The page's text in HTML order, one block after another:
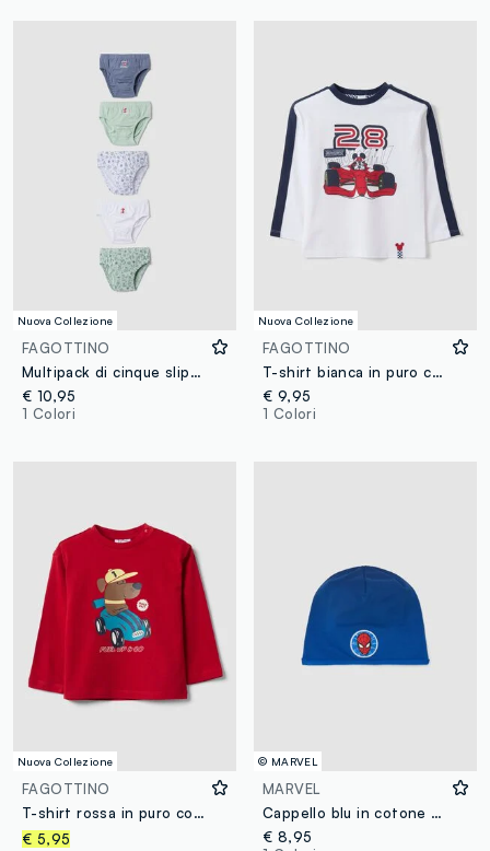
Nuova Collezione
FAGOTTINO
Multipack di cinque slip in puro cotone organico con stampe MARVEL Spider-Man
€ 10,95
1 Colori
Nuova Collezione
FAGOTTINO
T-shirt bianca in puro cotone con girocollo e stampa Mickey per bimbo
€ 9,95
1 Colori
Nuova Collezione
FAGOTTINO
T-shirt rossa in puro cotone organico con cagnolino per bimbo
€ 5,95
© MARVEL
MARVEL
Cappello blu in cotone elasticizzato con stampa MARVEL Spider-Man per bambino
€ 8,95